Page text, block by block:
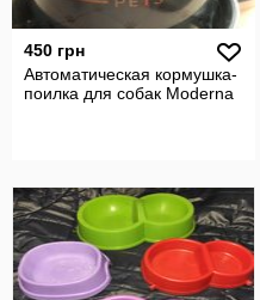
450 грн
Автоматическая кормушка-
поилка для собак Moderna